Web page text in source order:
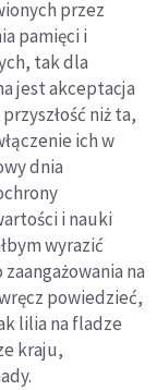
przez
pamięci i
tak dla
jest akceptacja
niż ta,
ich w
dnia
i nauki
wyrazić
na
powiedzieć,
lilia na fladze
kraju,